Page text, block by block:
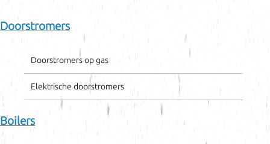
Doorstromers
Doorstromers op gas
Elektrische doorstromers
Boilers